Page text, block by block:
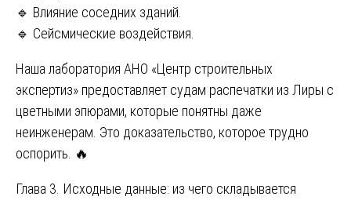
🔹 Влияние соседних зданий.
🔹 Сейсмические воздействия.
Наша лаборатория АНО «Центр строительных
экспертиз» предоставляет судам распечатки из Лиры с
цветными эпюрами, которые понятны даже
неинженерам. Это доказательство, которое трудно
оспорить. 🔥
Глава 3. Исходные данные: из чего складывается